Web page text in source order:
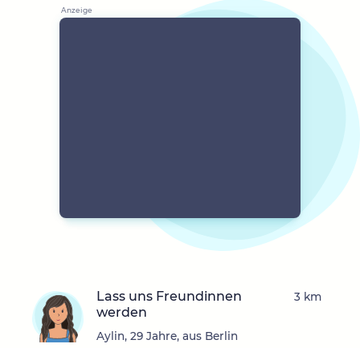
Lass uns Freundinnen
werden
Aylin, 29 Jahre, aus Berlin
3 km